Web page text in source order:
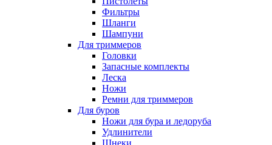
Фильтры
Шланги
Шампуни
Для триммеров
Головки
Запасные комплекты
Леска
Ножи
Ремни для триммеров
Для буров
Ножи для бура и ледоруба
Удлинители
Шнеки